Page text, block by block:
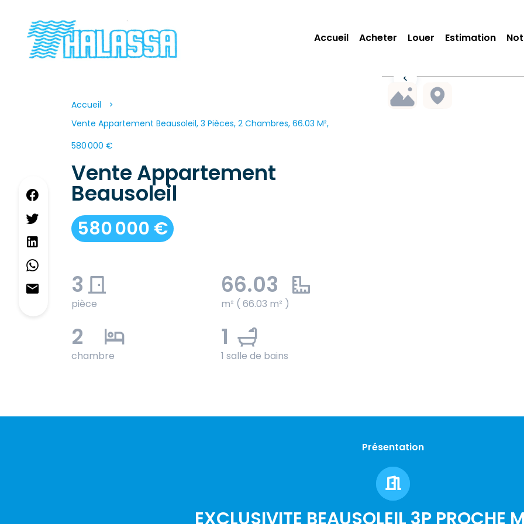
Accueil Acheter Louer Estimation
Accueil
Vente Appartement Beausoleil, 3 Pièces, 2 Chambres, 66.03 M²,
580 000 €
Vente Appartement
Beausoleil
580 000 €
3
pièce
66.03
m² ( 66.03 m² )
2
chambre
1
1 salle de bains
Présentation
EXCLUSIVITE BEAUSOLEIL 3P PROCHE